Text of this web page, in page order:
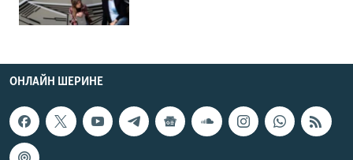
ОНЛАЙН ШЕРИНЕ